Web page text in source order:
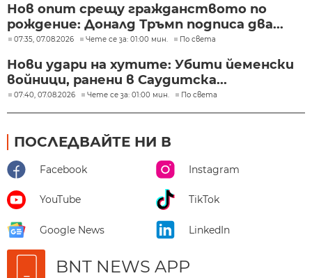
Нов опит срещу гражданството по
рождение: Доналд Тръмп подписа два...
07:35, 07.08.2026 Чете се за: 01:00 мин. По света
Нови удари на хутите: Убити йеменски
войници, ранени в Саудитска...
07:40, 07.08.2026 Чете се за: 01:00 мин. По света
ПОСЛЕДВАЙТЕ НИ В
Facebook Instagram
YouTube TikTok
Google News LinkedIn
BNT NEWS APP